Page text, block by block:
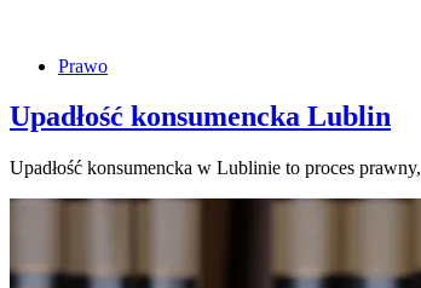
Prawo
Upadłość konsumencka Lublin
Upadłość konsumencka w Lublinie to proces